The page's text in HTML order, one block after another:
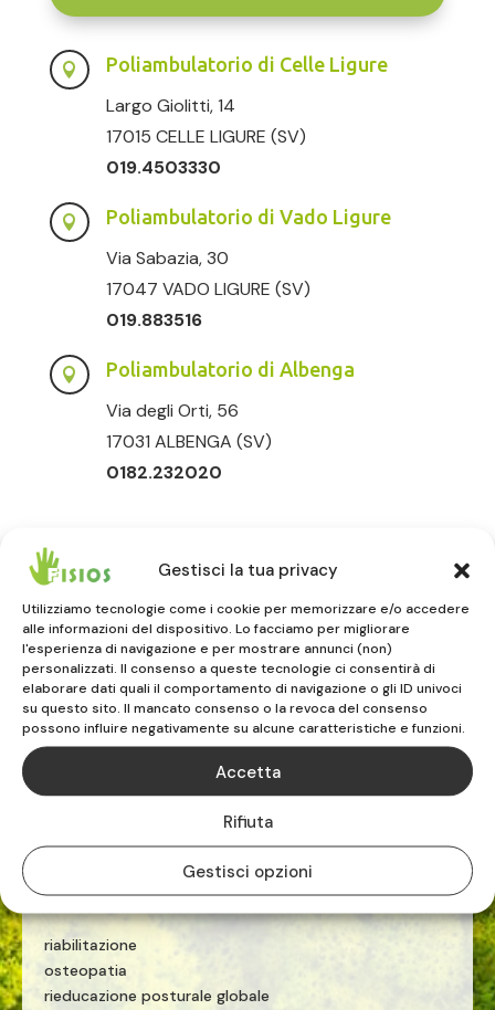
Gestisci la tua privacy
Utilizziamo tecnologie come i cookie per memorizzare e/o accedere
alle informazioni del dispositivo. Lo facciamo per migliorare
l'esperienza di navigazione e per mostrare annunci (non)
personalizzati. Il consenso a queste tecnologie ci consentirà di
elaborare dati quali il comportamento di navigazione o gli ID univoci
su questo sito. Il mancato consenso o la revoca del consenso
possono influire negativamente su alcune caratteristiche e funzioni.
Accetta
Rifiuta
Gestisci opzioni
 Poliambulatorio di Celle Ligure
Largo Giolitti, 14
17015 CELLE LIGURE (SV)
019.4503330
 Poliambulatorio di Vado Ligure
Via Sabazia, 30
17047 VADO LIGURE (SV)
019.883516
 Poliambulatorio di Albenga
Via degli Orti, 56
17031 ALBENGA (SV)
0182.232020
FISIOS
ALBENGA | VADO LIGURE | CELLE LIGURE
TEL. 019.883516
riabilitazione
osteopatia
rieducazione posturale globale